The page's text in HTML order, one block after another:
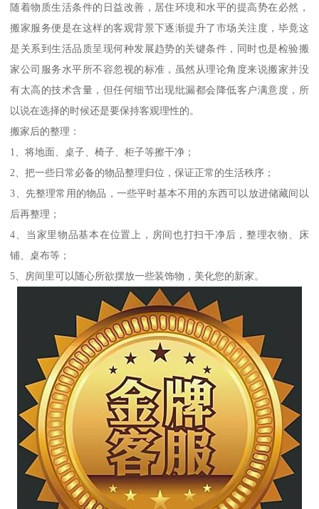
随着物质生活条件的日益改善，居住环境和水平的提高势在必然，
搬家服务便是在这样的客观背景下逐渐提升了市场关注度，毕竟这
是关系到生活品质呈现何种发展趋势的关键条件，同时也是检验搬
家公司服务水平所不容忽视的标准，虽然从理论角度来说搬家并没
有太高的技术含量，但任何细节出现纰漏都会降低客户满意度，所
以说在选择的时候还是要保持客观理性的。
搬家后的整理：
1、将地面、桌子、椅子、柜子等擦干净；
2、把一些日常必备的物品整理归位，保证正常的生活秩序；
3、先整理常用的物品，一些平时基本不用的东西可以放进储藏间以
后再整理；
4、当家里物品基本在位置上，房间也打扫干净后，整理衣物、床
铺、桌布等；
5、房间里可以随心所欲摆放一些装饰物，美化您的新家。